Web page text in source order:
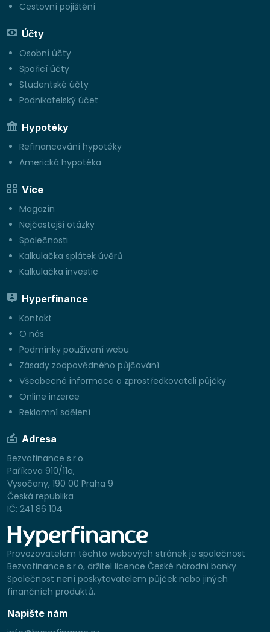
Cestovní pojištění
Účty
Osobní účty
Spořicí účty
Studentské účty
Podnikatelský účet
Hypotéky
Refinancování hypotéky
Americká hypotéka
Více
Magazín
Nejčastejší otázky
Společnosti
Kalkulačka splátek úvěrů
Kalkulačka investic
Hyperfinance
Kontakt
O nás
Podmínky používaní webu
Zásady zodpovědného půjčování
Všeobecné informace o zprostředkovateli půjčky
Online inzerce
Reklamní sdělení
Adresa
Bezvafinance s.r.o.
Paříkova 910/11a,
Vysočany, 190 00 Praha 9
Česká republika
IČ: 241 86 104
Provozovatelem těchto webových stránek je společnost
Bezvafinance s.r.o, držitel licence České národní banky.
Společnost není poskytovatelem půjček nebo jiných
finančních produktů.
Napište nám